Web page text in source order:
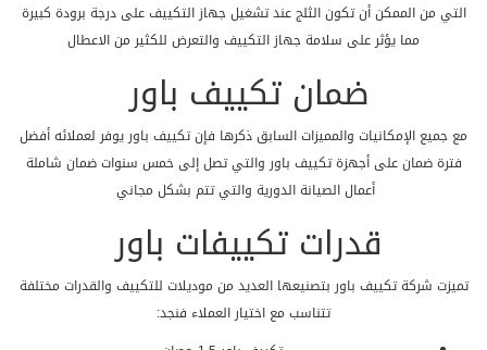
التي من الممكن أن تكون الثلج عند تشغيل جهاز التكييف على درجة برودة كبيرة
مما يؤثر على سلامة جهاز التكييف والتعرض للكثير من الاعطال
ضمان تكييف باور
مع جميع الإمكانيات والمميزات السابق ذكرها فإن تكييف باور يوفر لعملائه أفضل
فترة ضمان على أجهزة تكييف باور والتي تصل إلى خمس سنوات ضمان شاملة
أعمال الصيانة الدورية والتي تتم بشكل مجاني
قدرات تكييفات باور
تميزت شركة تكييف باور بتصنيعها العديد من موديلات للتكييف والقدرات مختلفة
تتناسب مع اختيار العملاء فنجد: